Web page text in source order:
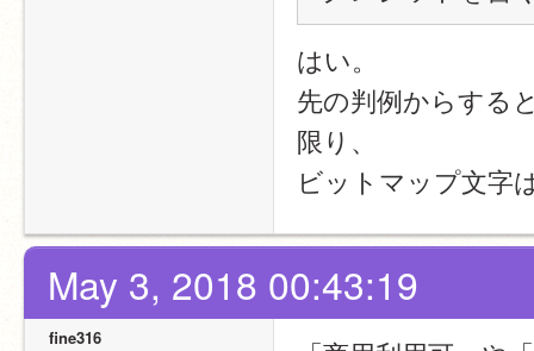
はい。
先の判例からする
限り、
ビットマップ文字
May 3, 2018 00:43:19
fine316